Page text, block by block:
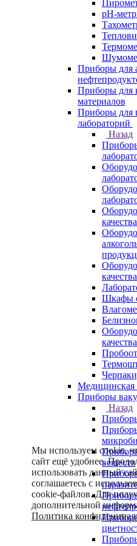
pH-
Приборы для
Приборы для
материалов
Приборы для
лабораторий
Назад
Шкафы
Медицинская
Приборы
Назад
веществ
Мы используем cookie,
сайт ещё удобнее.
использовать данный
соглашаетесь с
cookie-файлов. Для
дополнительной
Политика